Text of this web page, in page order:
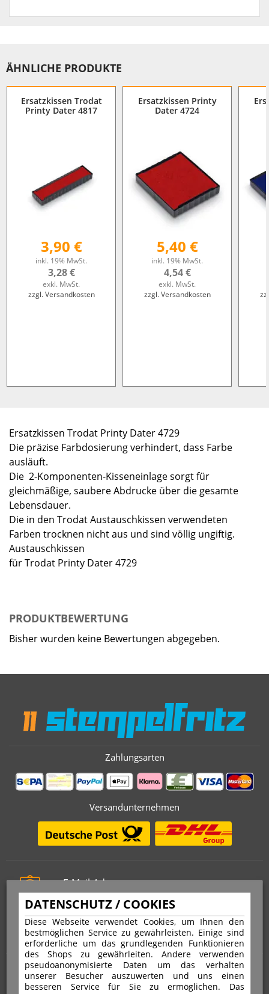
DATENSCHUTZ / COOKIES
Diese Webseite verwendet Cookies, um Ihnen den
bestmöglichen Service zu gewährleisten. Einige sind
erforderliche um das grundlegenden Funktionieren
des Shops zu gewährleiten. Andere verwenden
pseudoanonymisierte Daten um das verhalten
unserer Besucher auszuwerten und uns einen
besseren Service für Sie zu ermöglichen. Das
ÄHNLICHE PRODUKTE
Ersatzkissen Trodat
Printy Dater 4817
3,90 €
inkl. 19% MwSt.
3,28 €
exkl. MwSt.
zzgl. Versandkosten
Ersatzkissen Printy
Dater 4724
5,40 €
inkl. 19% MwSt.
4,54 €
exkl. MwSt.
zzgl. Versandkosten
Ersatzkissen Trodat Printy Dater 4729
Die präzise Farbdosierung verhindert, dass Farbe
ausläuft.
Die 2-Komponenten-Kisseneinlage sorgt für
gleichmäßige, saubere Abdrucke über die gesamte
Lebensdauer.
Die in den Trodat Austauschkissen verwendeten
Farben trocknen nicht aus und sind völlig ungiftig.
Austauschkissen
für Trodat Printy Dater 4729
PRODUKTBEWERTUNG
Bisher wurden keine Bewertungen abgegeben.
Zahlungsarten
Versandunternehmen
E-Mail-Adresse
info@stempelfritz.de
Telefon
0221 677 812 08
Über uns